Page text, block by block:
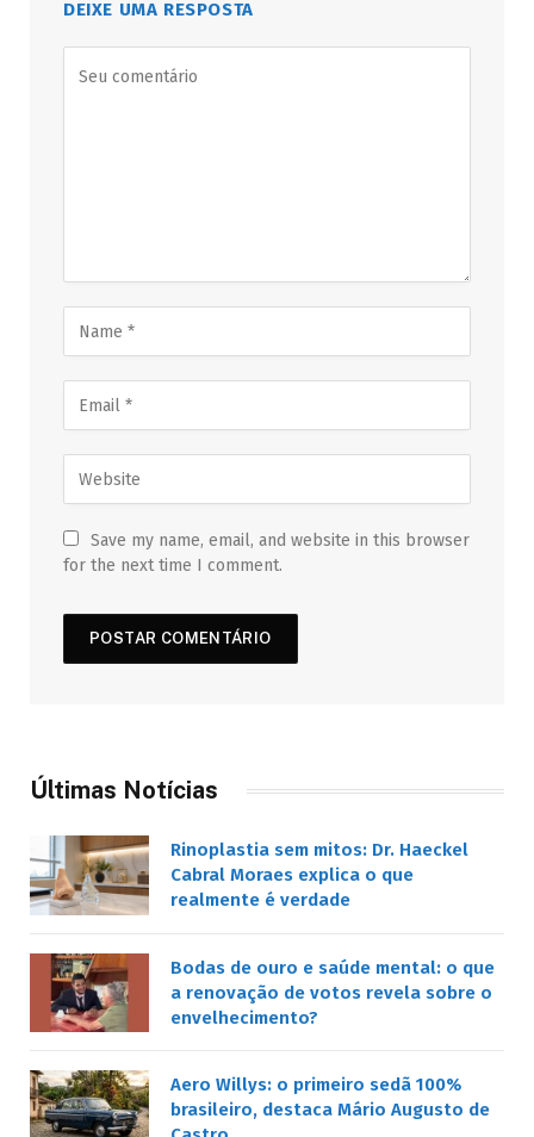
DEIXE UMA RESPOSTA
Save my name, email, and website in this browser
for the next time I comment.
Últimas Notícias
Rinoplastia sem mitos: Dr. Haeckel
Cabral Moraes explica o que
realmente é verdade
Bodas de ouro e saúde mental: o que
a renovação de votos revela sobre o
envelhecimento?
Aero Willys: o primeiro sedã 100%
brasileiro, destaca Mário Augusto de